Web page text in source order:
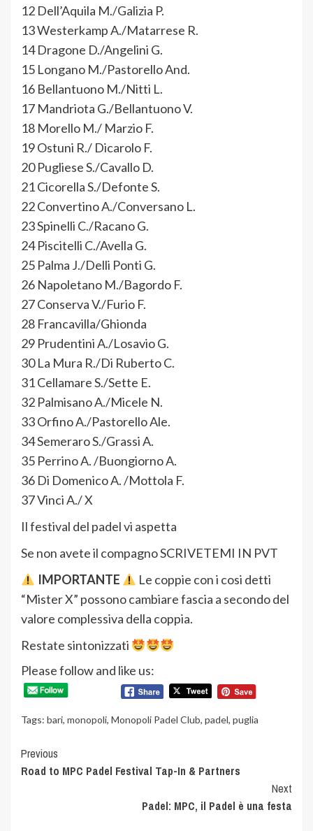
12 Dell’Aquila M./Galizia P.
13 Westerkamp A./Matarrese R.
14 Dragone D./Angelini G.
15 Longano M./Pastorello And.
16 Bellantuono M./Nitti L.
17 Mandriota G./Bellantuono V.
18 Morello M./ Marzio F.
19 Ostuni R./ Dicarolo F.
20 Pugliese S./Cavallo D.
21 Cicorella S./Defonte S.
22 Convertino A./Conversano L.
23 Spinelli C./Racano G.
24 Piscitelli C./Avella G.
25 Palma J./Delli Ponti G.
26 Napoletano M./Bagordo F.
27 Conserva V./Furio F.
28 Francavilla/Ghionda
29 Prudentini A./Losavio G.
30 La Mura R./Di Ruberto C.
31 Cellamare S./Sette E.
32 Palmisano A./Micele N.
33 Orfino A./Pastorello Ale.
34 Semeraro S./Grassi A.
35 Perrino A. /Buongiorno A.
36 Di Domenico A. /Mottola F.
37 Vinci A./ X
Il festival del padel vi aspetta
Se non avete il compagno SCRIVETEMI IN PVT
IMPORTANTE
Le coppie con i cosi detti
“Mister X” possono cambiare fascia a secondo del
valore complessiva della coppia.
Restate sintonizzati
Please follow and like us:
Tags: bari, monopoli, Monopoli Padel Club, padel, puglia
Continue
Reading
Previous
Road to MPC Padel Festival Tap-In & Partners
Next
Padel: MPC, il Padel è una festa